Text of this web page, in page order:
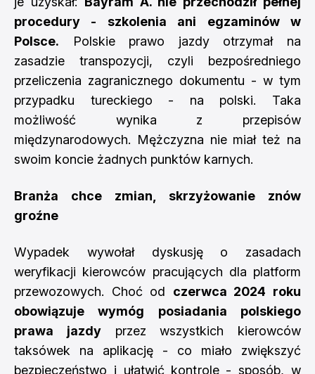
procedury - szkolenia ani egzaminów w
Polsce. Polskie prawo jazdy otrzymał na
zasadzie transpozycji, czyli bezpośredniego
przeliczenia zagranicznego dokumentu - w tym
przypadku tureckiego - na polski. Taka
możliwość wynika z przepisów
międzynarodowych. Mężczyzna nie miał też na
swoim koncie żadnych punktów karnych.
Branża chce zmian, skrzyżowanie znów
groźne
Wypadek wywołał dyskusję o zasadach
weryfikacji kierowców pracujących dla platform
przewozowych. Choć od czerwca 2024 roku
obowiązuje wymóg posiadania polskiego
prawa jazdyprzez wszystkich kierowców
taksówek na aplikację - co miało zwiększyć
bezpieczeństwo i ułatwić kontrole - sposób, w